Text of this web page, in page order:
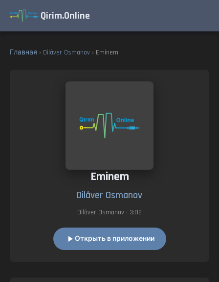
Qirim.Online
Главная › Dilâver Osmanov › Eminem
Eminem
Dilâver Osmanov
Dilâver Osmanov • 3:02
Открыть в приложении